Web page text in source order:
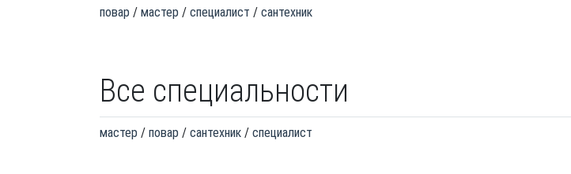
повар мастер специалист сантехник
Все специальности
мастер повар сантехник специалист